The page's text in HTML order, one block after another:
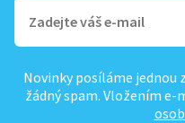
Novinky posíláme jednou
žádný spam. Vložením e-